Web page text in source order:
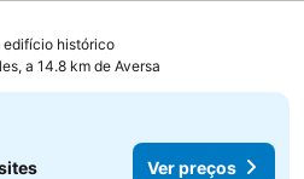
edifício histórico
a 14.8 km de Aversa
Ver preços